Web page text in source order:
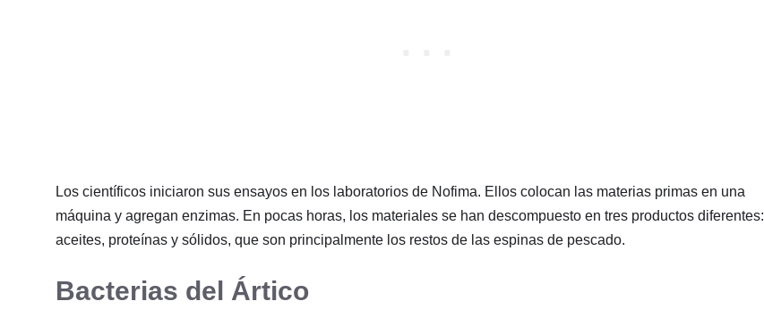
Los científicos iniciaron sus ensayos en los laboratorios de Nofima. Ellos colocan las materias primas en una
máquina y agregan enzimas. En pocas horas, los materiales se han descompuesto en tres productos diferentes:
aceites, proteínas y sólidos, que son principalmente los restos de las espinas de pescado.
Bacterias del Ártico